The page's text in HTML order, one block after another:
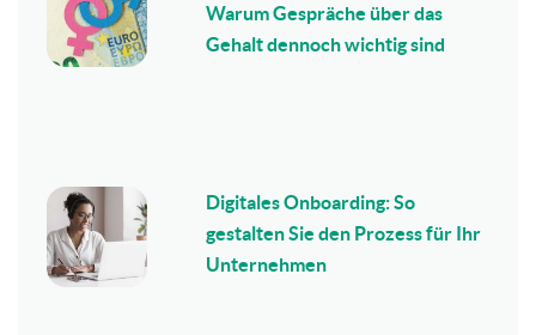
Warum Gespräche über das
Gehalt dennoch wichtig sind
Digitales Onboarding: So
gestalten Sie den Prozess für Ihr
Unternehmen